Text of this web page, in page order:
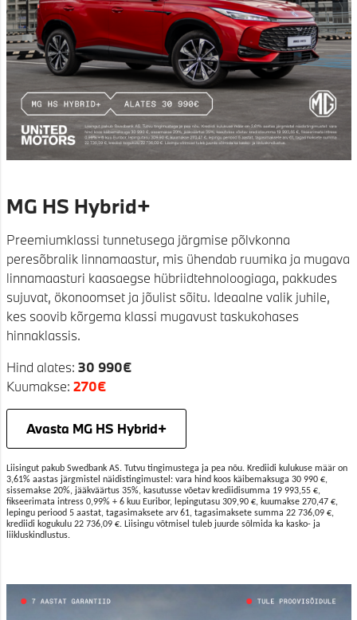
MG HS Hybrid+
Preemiumklassi tunnetusega järgmise põlvkonna
peresõbralik linnamaastur, mis ühendab ruumika ja mugava
linnamaasturi kaasaegse hübriidtehnoloogiaga, pakkudes
sujuvat, ökonoomset ja jõulist sõitu. Ideaalne valik juhile,
kes soovib kõrgema klassi mugavust taskukohases
hinnaklassis.
Hind alates: 30 990€
Kuumakse: 270€
Avasta MG HS Hybrid+
Liisingut pakub Swedbank AS. Tutvu tingimustega ja pea nõu. Krediidi kulukuse määr on
3,61% aastas järgmistel näidistingimustel: vara hind koos käibemaksuga 30 990 €,
sissemakse 20%, jääkväärtus 35%, kasutusse võetav krediidisumma 19 993,55 €,
fikseerimata intress 0,99% + 6 kuu Euribor, lepingutasu 309,90 €, kuumakse 270,47 €,
lepingu periood 5 aastat, tagasimaksete arv 61, tagasimaksete summa 22 736,09 €,
krediidi kogukulu 22 736,09 €. Liisingu võtmisel tuleb juurde sõlmida ka kasko- ja
liikluskindlustus.